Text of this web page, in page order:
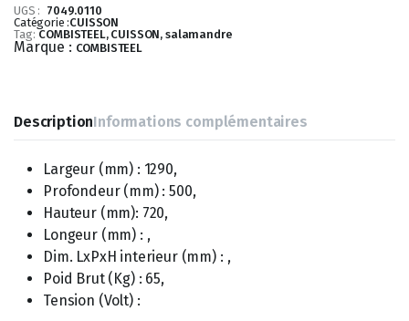
UGS : 7049.0110
Catégorie :CUISSON
Tag: COMBISTEEL, CUISSON, salamandre
Marque : COMBISTEEL
DescriptionInformations complémentaires
Largeur (mm) : 1290,
Profondeur (mm) : 500,
Hauteur (mm): 720,
Longeur (mm) : ,
Dim. LxPxH interieur (mm) : ,
Poid Brut (Kg) : 65,
Tension (Volt) :